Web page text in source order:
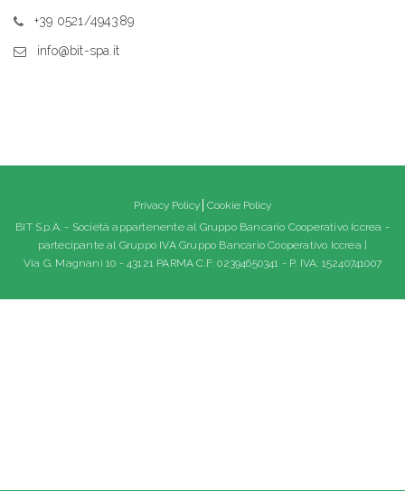
+39 0521/494389
info@bit-spa.it
Privacy Policy Cookie Policy
BIT S.p.A. - Società appartenente al Gruppo Bancario Cooperativo Iccrea -
partecipante al Gruppo IVA Gruppo Bancario Cooperativo Iccrea |
Via G. Magnani 10 - 43121 PARMA C.F: 02394650341 - P. IVA: 15240741007